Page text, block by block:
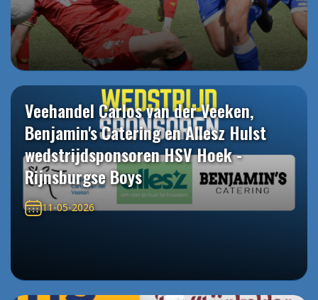
Veehandel Carlos van der Veeken,
Benjamin's Catering en Allesz Hulst
wedstrijdsponsoren HSV Hoek -
Rijnsburgse Boys
11-05-2026